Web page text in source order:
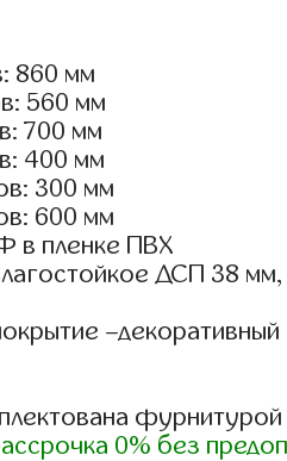
860 мм
560 мм
700 мм
400 мм
300 мм
600 мм
в пленке ПВХ
ДСП 38 мм,
–декоративный
фурнитурой
0% без